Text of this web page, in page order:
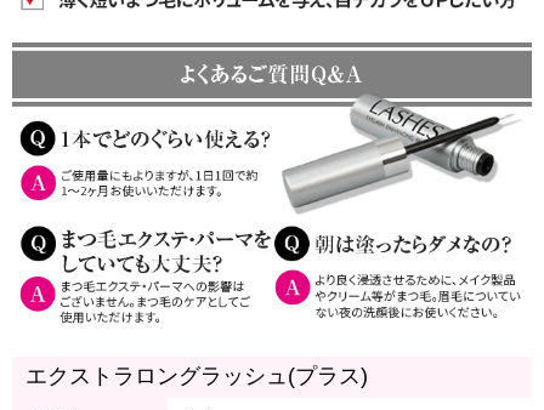
エクストラロングラッシュ(プラス)